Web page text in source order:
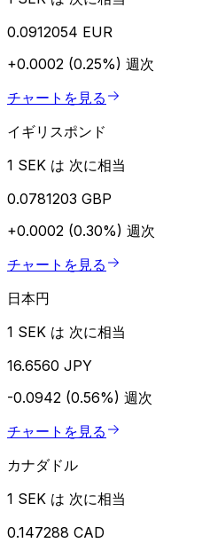
0.0912054 EUR
+0.0002 (0.25%) 週次
チャートを見る
イギリスポンド
1 SEK は 次に相当
0.0781203 GBP
+0.0002 (0.30%) 週次
チャートを見る
日本円
1 SEK は 次に相当
16.6560 JPY
-0.0942 (0.56%) 週次
チャートを見る
カナダドル
1 SEK は 次に相当
0.147288 CAD